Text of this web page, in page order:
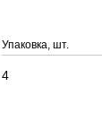
Упаковка, шт.
4